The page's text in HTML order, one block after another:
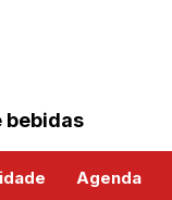
bebidas
Agenda